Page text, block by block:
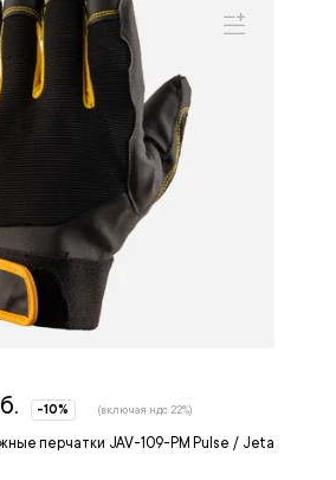
перчатки JAV-109-PM Pulse / Jeta
-10% (включая ндс 22%)